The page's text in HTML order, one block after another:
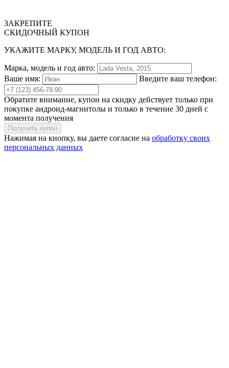
ЗАКРЕПИТЕ
СКИДОЧНЫЙ КУПОН
УКАЖИТЕ МАРКУ, МОДЕЛЬ И ГОД АВТО:
Марка, модель и год авто:
Ваше имя:
Введите ваш телефон:
Обратите внимание, купон на скидку действует только при
покупке андроид-магнитолы и только в течение 30 дней с
момента получения
Получить купон
Нажимая на кнопку, вы даете согласие на обработку своих
персональных данных